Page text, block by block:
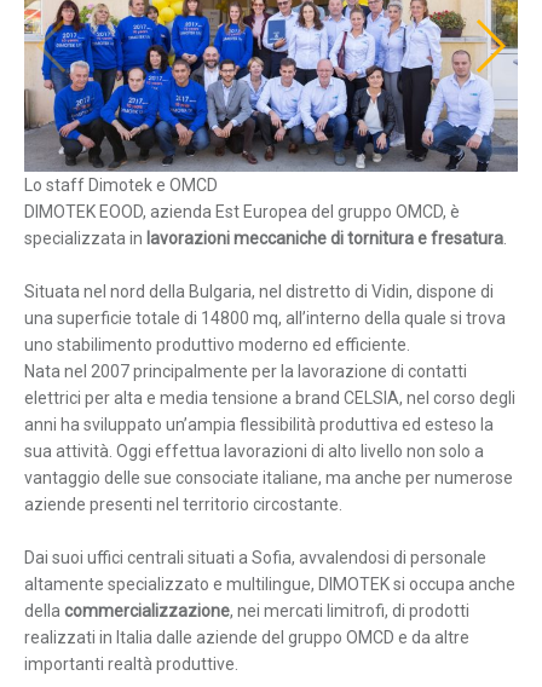
Lo staff Dimotek e OMCD
DIMOTEK EOOD, azienda Est Europea del gruppo OMCD, è
specializzata in lavorazioni meccaniche di tornitura e fresatura
Situata nel nord della Bulgaria, nel distretto di Vidin, dispone di
una superficie totale di 14800 mq, all’interno della quale si trova
uno stabilimento produttivo moderno ed efficiente.
Nata nel 2007 principalmente per la lavorazione di contatti
elettrici per alta e media tensione a brand CELSIA, nel corso degli
anni ha sviluppato un’ampia flessibilità produttiva ed esteso la
sua attività. Oggi effettua lavorazioni di alto livello non solo a
vantaggio delle sue consociate italiane, ma anche per numerose
aziende presenti nel territorio circostante.
Dai suoi uffici centrali situati a Sofia, avvalendosi di personale
altamente specializzato e multilingue, DIMOTEK si occupa anche
dellacommercializzazione, nei mercati limitrofi, di prodotti
realizzati in Italia dalle aziende del gruppo OMCD e da altre
importanti realtà produttive.
Dimensioni massime: 4MB. File
permessi: pdf
Ho letto e accettoTermini e
condizioni